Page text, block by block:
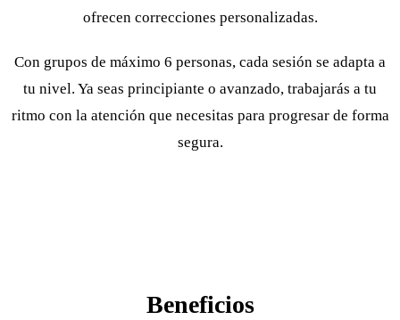
ofrecen correcciones personalizadas.
Con grupos de máximo 6 personas, cada sesión se adapta a
tu nivel. Ya seas principiante o avanzado, trabajarás a tu
ritmo con la atención que necesitas para progresar de forma
segura.
Beneficios